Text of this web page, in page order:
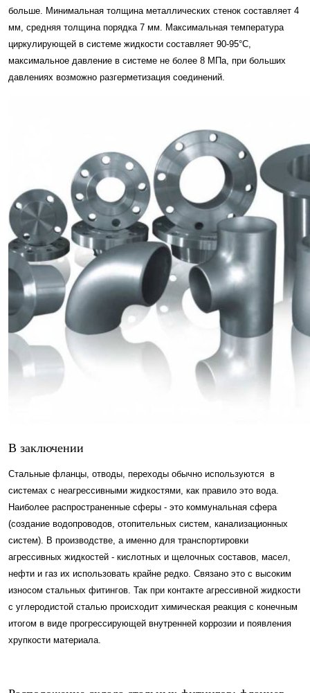
больше. Минимальная толщина металлических стенок составляет 4
мм, средняя толщина порядка 7 мм. Максимальная температура
циркулирующей в системе жидкости составляет 90-95°C,
максимальное давление в системе не более 8 МПа, при больших
давлениях возможно разгерметизация соединений.
В заключении
Стальные фланцы, отводы, переходы обычно используются в
системах с неагрессивными жидкостями, как правило это вода.
Наиболее распространенные сферы - это коммунальная сфера
(создание водопроводов, отопительных систем, канализационных
систем). В производстве, а именно для транспортировки
агрессивных жидкостей - кислотных и щелочных составов, масел,
нефти и газ их использовать крайне редко. Связано это с высоким
износом стальных фитингов. Так при контакте агрессивной жидкости
с углеродистой сталью происходит химическая реакция с конечным
итогом в виде прогрессирующей внутренней коррозии и появления
хрупкости материала.